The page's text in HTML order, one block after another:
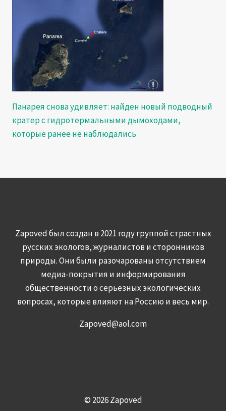
Панарея снова удивляет: найден новый подводный
кратер с гидротермальными дымоходами,
которые ранее не наблюдались
Zapoved был создан в 2021 году группой страстных
русских экологов, журналистов и сторонников
природы. Они были разочарованы отсутствием
медиа-покрытия и информирования
общественности о серьезных экологических
вопросах, которые влияют на Россию и весь мир.
Zapoved@aol.com
© 2026 Zapoved